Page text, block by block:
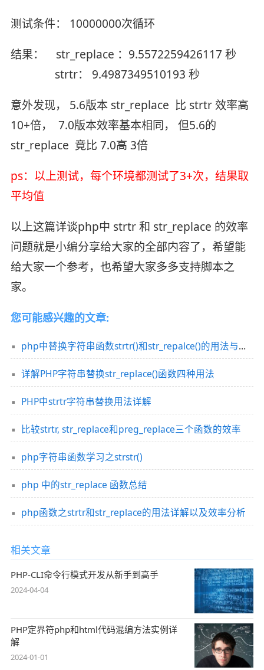
测试条件： 10000000次循环
结果： str_replace ：9.5572259426117 秒
strtr： 9.4987349510193 秒
意外发现， 5.6版本 str_replace 比 strtr 效率高
10+倍， 7.0版本效率基本相同， 但5.6的
str_replace 竟比 7.0高 3倍
ps：以上测试，每个环境都测试了3+次，结果取
平均值
以上这篇详谈php中 strtr 和 str_replace 的效率
问题就是小编分享给大家的全部内容了，希望能
给大家一个参考，也希望大家多多支持脚本之
家。
您可能感兴趣的文章:
php中替换字符串函数strtr()和str_repalce()的用法与区别
详解PHP字符串替换str_replace()函数四种用法
PHP中strtr字符串替换用法详解
比较strtr, str_replace和preg_replace三个函数的效率
php字符串函数学习之strstr()
php 中的str_replace 函数总结
php函数之strtr和str_replace的用法详解以及效率分析
相关文章
PHP-CLI命令行模式开发从新手到高手
2024-04-04
PHP定界符php和html代码混编方法实例详
解
2024-01-01